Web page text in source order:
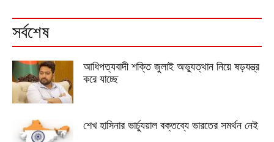
সর্বশেষ
আধিপত্যবাদী শক্তি জুলাই অভ্যুত্থান নিয়ে ষড়যন্ত্র
করে যাচ্ছে
শেখ হাসিনার ভার্চ্যুয়াল বক্তব্যে ভারতের সমর্থন নেই